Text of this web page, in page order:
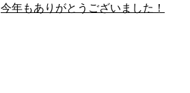
今年もありがとうございました！